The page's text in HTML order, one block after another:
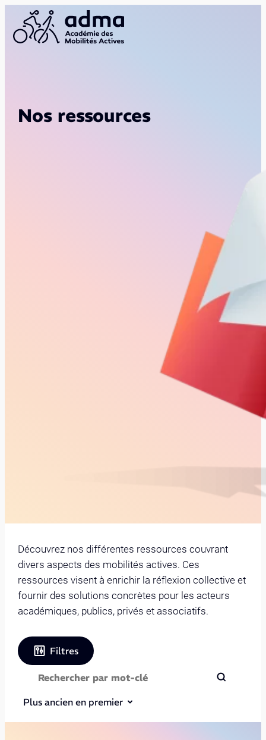
Nos ressources
Découvrez nos différentes ressources couvrant
divers aspects des mobilités actives. Ces
ressources visent à enrichir la réflexion collective et
fournir des solutions concrètes pour les acteurs
académiques, publics, privés et associatifs.
Filtres
Plus ancien en premier